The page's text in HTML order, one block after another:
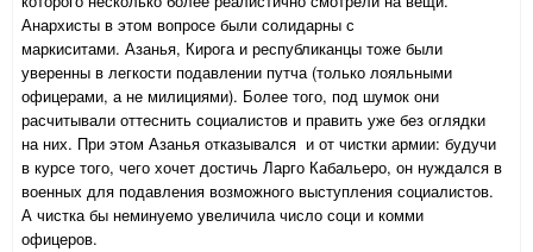
Анархисты в этом вопросе были солидарны с
маркиситами. Азанья, Кирога и республиканцы тоже были
уверенны в легкости подавлении путча (только лояльными
офицерами, а не милициями). Более того, под шумок они
расчитывали оттеснить социалистов и править уже без оглядки
на них. При этом Азанья отказывался и от чистки армии: будучи
в курсе того, чего хочет достичь Ларго Кабальеро, он нуждался в
военных для подавления возможного выступления социалистов.
А чистка бы неминуемо увеличила число соци и комми
офицеров.